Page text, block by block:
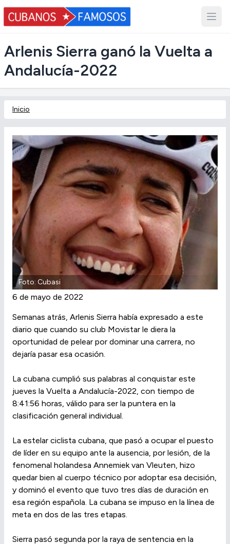
Arlenis Sierra ganó la Vuelta a
Andalucía-2022
Inicio
Foto: Cubasi
6 de mayo de 2022
Semanas atrás, Arlenis Sierra había expresado a este
diario que cuando su club Movistar le diera la
oportunidad de pelear por dominar una carrera, no
dejaría pasar esa ocasión.
La cubana cumplió sus palabras al conquistar este
jueves la Vuelta a Andalucía-2022, con tiempo de
8:41:56 horas, válido para ser la puntera en la
clasificación general individual.
La estelar ciclista cubana, que pasó a ocupar el puesto
de líder en su equipo ante la ausencia, por lesión, de la
fenomenal holandesa Annemiek van Vleuten, hizo
quedar bien al cuerpo técnico por adoptar esa decisión,
y dominó el evento que tuvo tres días de duración en
esa región española. La cubana se impuso en la línea de
meta en dos de las tres etapas.
Sierra pasó segunda por la raya de sentencia en la